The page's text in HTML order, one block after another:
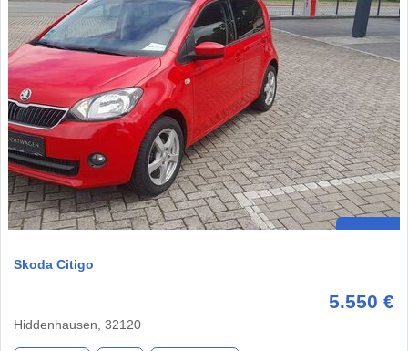
Skoda Citigo
5.550 €
Hiddenhausen, 32120